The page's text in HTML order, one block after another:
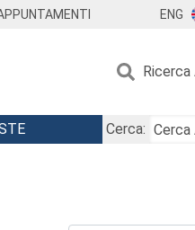
ENG
Ricerca
Cerca: